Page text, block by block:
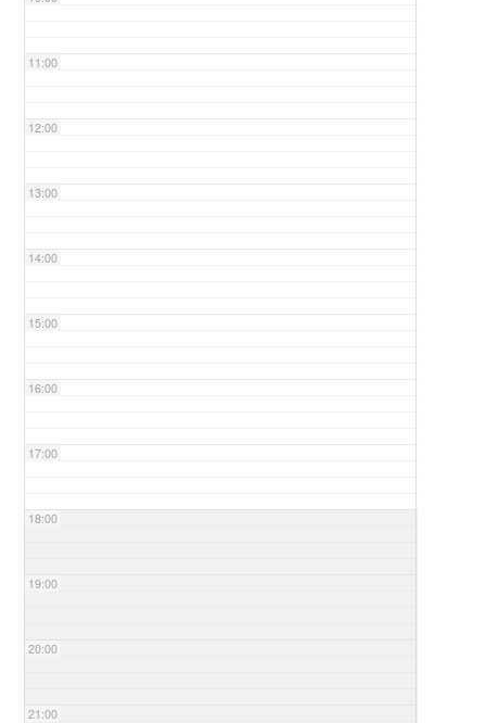
11:00
12:00
13:00
14:00
15:00
16:00
17:00
18:00
19:00
20:00
21:00